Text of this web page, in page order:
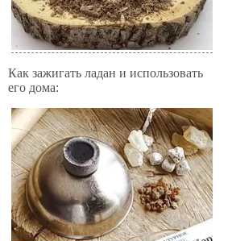
Как зажигать ладан и использовать
его дома: